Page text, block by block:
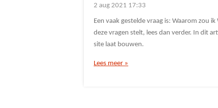
2 aug 2021 17:33
Een vaak gestelde vraag is: Waarom zou
deze vragen stelt, lees dan verder. In dit
site laat bouwen.
Lees meer »